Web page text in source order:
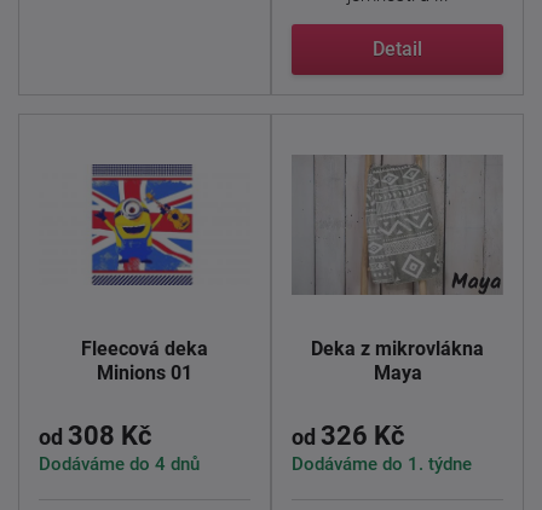
Detail
Fleecová deka
Minions 01
od 308 Kč
Dodáváme do 4 dnů
Deka z mikrovlákna
Maya
od 326 Kč
Dodáváme do 1. týdne